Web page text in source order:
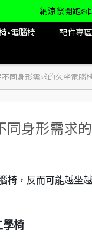
納涼祭開跑❄️
•電腦椅 配件專區
同身形需求的久坐電腦
同身形需求
椅，反而可能越坐
學椅